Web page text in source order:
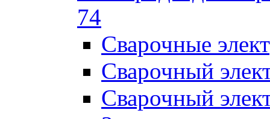
74
Сварочные
Сварочный
Сварочный